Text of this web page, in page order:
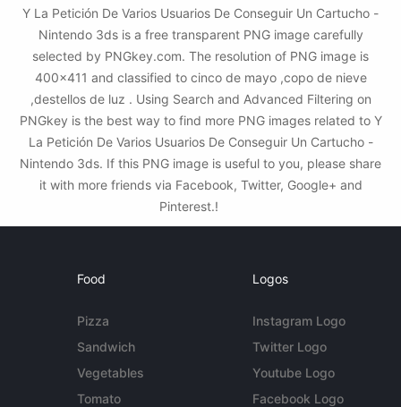
Y La Petición De Varios Usuarios De Conseguir Un Cartucho -
Nintendo 3ds is a free transparent PNG image carefully
selected by PNGkey.com. The resolution of PNG image is
400x411 and classified to cinco de mayo ,copo de nieve
,destellos de luz . Using Search and Advanced Filtering on
PNGkey is the best way to find more PNG images related to Y
La Petición De Varios Usuarios De Conseguir Un Cartucho -
Nintendo 3ds. If this PNG image is useful to you, please share
it with more friends via Facebook, Twitter, Google+ and
Pinterest.!
Food
Pizza
Sandwich
Vegetables
Tomato
Logos
Instagram Logo
Twitter Logo
Youtube Logo
Facebook Logo